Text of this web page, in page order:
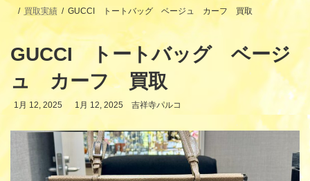
買取実績 GUCCI トートバッグ ベージュ カーフ 買取
GUCCI トートバッグ ベージ
ュ カーフ 買取
1月 12, 2025
最
:
1月 12, 2025 吉祥寺パルコ